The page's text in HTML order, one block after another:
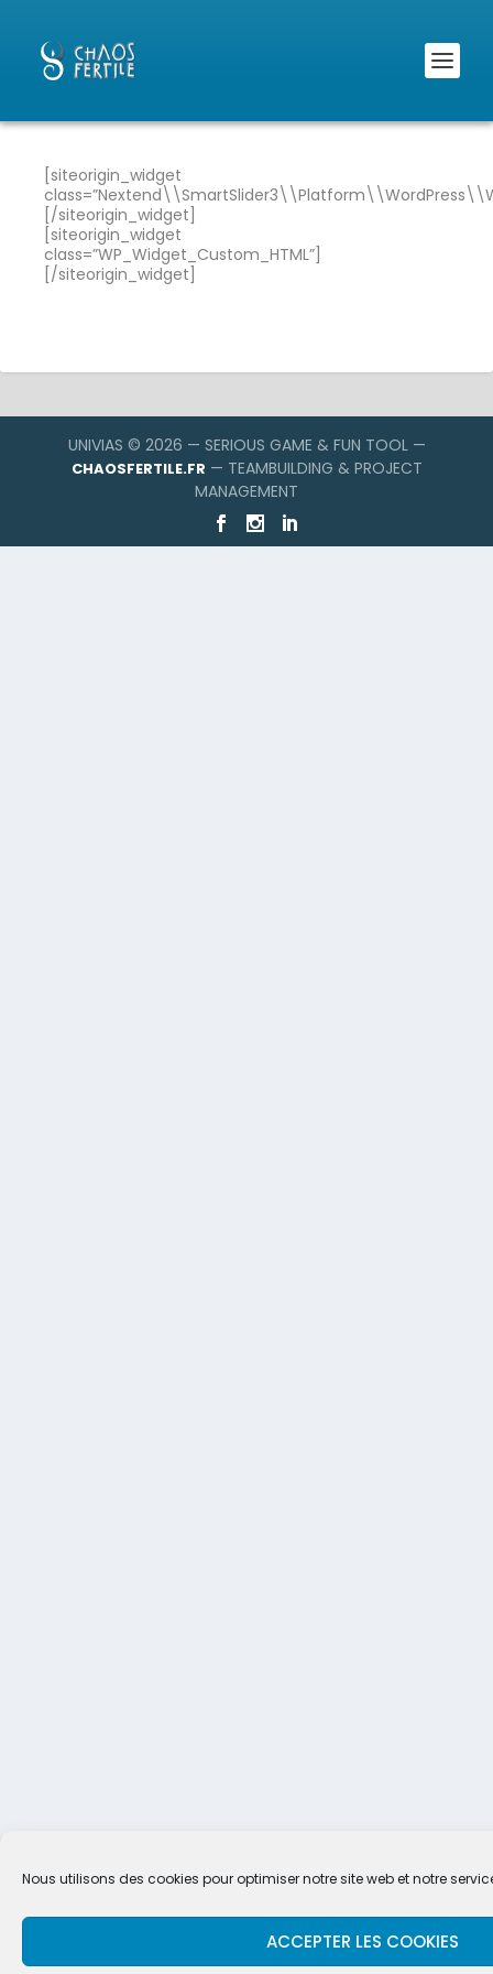
Nous utilisons des cookies pour optimiser notre site web et notre
ACCEPTER LES COOKIES
[siteorigin_widget
[/siteorigin_widget]
[siteorigin_widget
class=”WP_Widget_Custom_HTML”]
[/siteorigin_widget]
UNIVIAS © 2026 — SERIOUS GAME & FUN TOOL —
CHAOSFERTILE.FR — TEAMBUILDING & PROJECT
MANAGEMENT